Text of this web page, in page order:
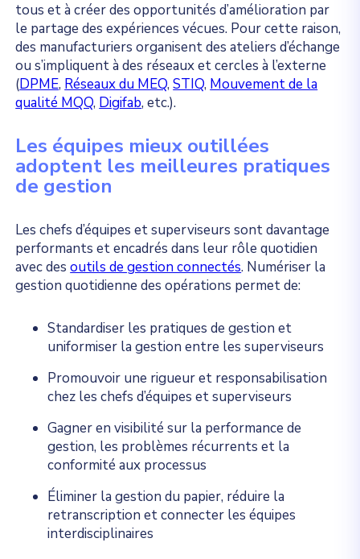
tous et à créer des opportunités d’amélioration par
le partage des expériences vécues. Pour cette raison,
des manufacturiers organisent des ateliers d’échange
ou s’impliquent à des réseaux et cercles à l’externe
(DPME, Réseaux du MEQ,STIQ, Mouvement de la
qualité MQQ, Digifab, etc.).
Les équipes mieux outillées
adoptent les meilleures pratiques
de gestion
Les chefs d’équipes et superviseurs sont davantage
performants et encadrés dans leur rôle quotidien
avec desoutils de gestion connectés. Numériser la
gestion quotidienne des opérations permet de:
Standardiser les pratiques de gestion et
uniformiser la gestion entre les superviseurs
Promouvoir une rigueur et responsabilisation
chez les chefs d’équipes et superviseurs
Gagner en visibilité sur la performance de
gestion, les problèmes récurrents et la
conformité aux processus
Éliminer la gestion du papier, réduire la
retranscription et connecter les équipes
interdisciplinaires